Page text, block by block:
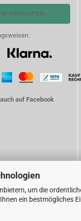
um die
ein bestmögliches
auf Facebook
Internetshopby